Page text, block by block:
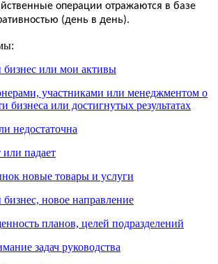
операции отражаются в базе
(день в день).
бизнес или мои активы
участниками или менеджментом о
бизнеса или достигнутых результатах
недостаточна
или падает
новые товары и услуги
новое направление
планов, целей подразделений
задач руководства